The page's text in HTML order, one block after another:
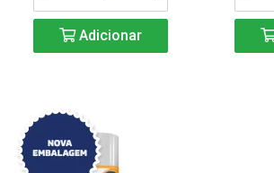
Adicionar